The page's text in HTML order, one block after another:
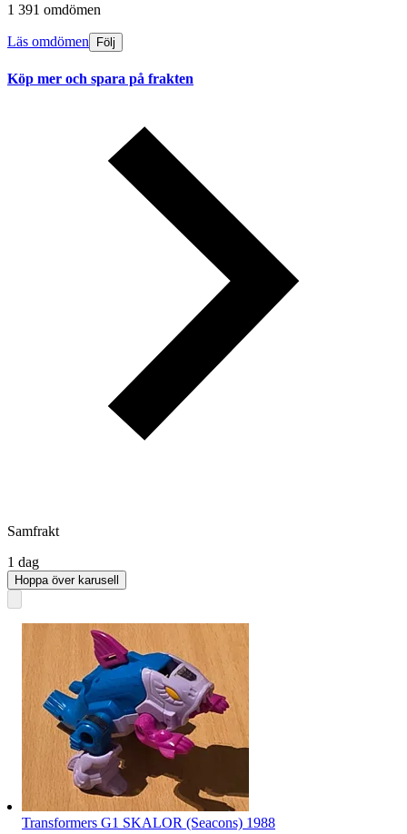
1 391 omdömen
Läs omdömen Följ
Köp mer och spara på frakten
Samfrakt
1 dag
Hoppa över karusell
Transformers G1 SKALOR (Seacons) 1988